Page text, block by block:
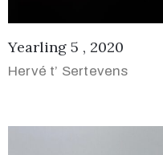
Yearling 5 , 2020
Hervé t’ Sertevens